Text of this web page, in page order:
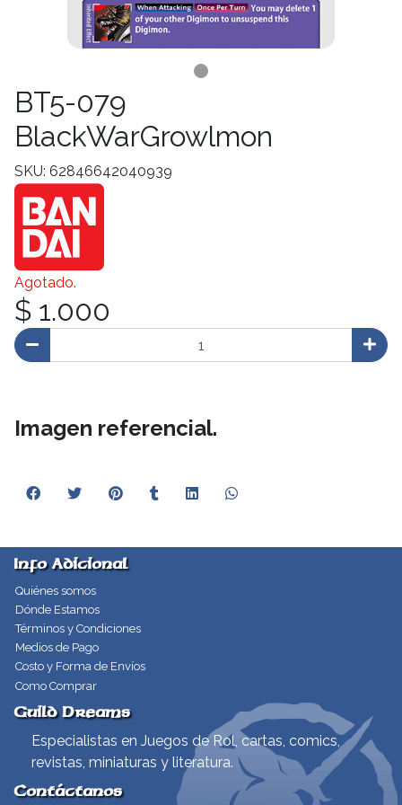
BT5-079
BlackWarGrowlmon
SKU: 62846642040939
Agotado.
$ 1.000
Imagen referencial.
Info Adicional
Quiénes somos
Dónde Estamos
Términos y Condiciones
Medios de Pago
Costo y Forma de Envíos
Como Comprar
Guild Dreams
Especialistas en Juegos de Rol, cartas, comics,
revistas, miniaturas y literatura.
Contáctanos